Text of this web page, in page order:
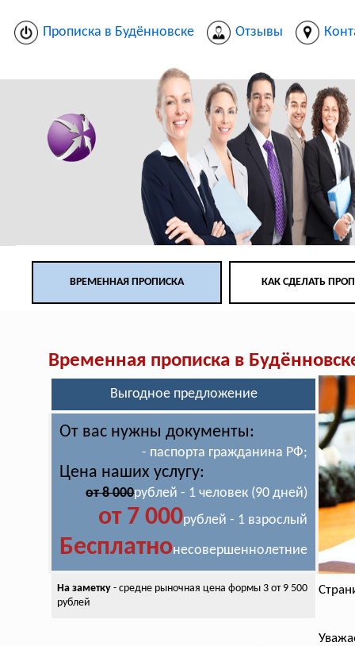
Прописка в Будённовске Отзывы
ВРЕМЕННАЯ ПРОПИСКА КАК СДЕЛАТЬ
Временная прописка в
Выгодное предложение
От вас нужны документы:
- паспорта гражданина РФ;
Цена наших услугу:
от 8 000рублей - 1 человек (90 дней)
от 7 000рублей - 1 взрослый
Бесплатнонесовершеннолетние
На заметку - средне рыночная ценаформы 3 от 9 500
рублей